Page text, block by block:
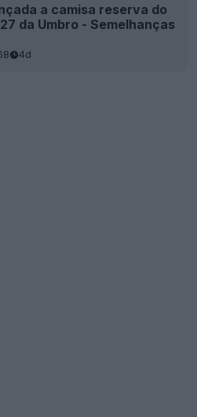
a camisa reserva do
da Umbro - Semelhanças
4d